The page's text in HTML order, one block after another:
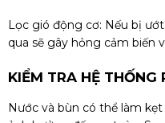
Lọc gió động cơ: Nếu bị
qua sẽ gây hỏng cảm biến
KIỂM TRA HỆ THỐNG
Nước và bùn có thể làm